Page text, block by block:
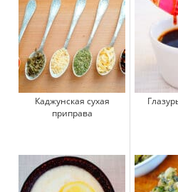
Каджунская сухая
приправа